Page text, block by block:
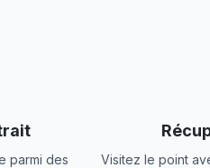
parmi des
Visitez le point